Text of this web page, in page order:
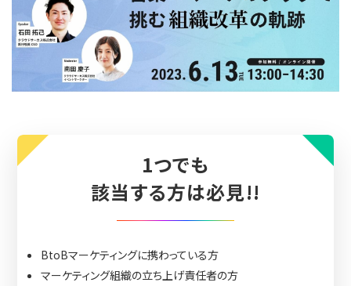
1つでも
該当する方は必見!!
BtoBマーケティングに携わっている方
マーケティング組織の立ち上げ責任者の方